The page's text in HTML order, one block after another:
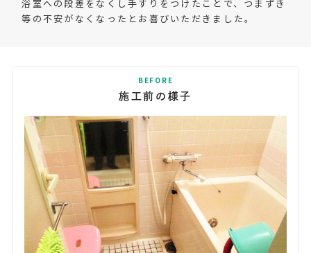
浴室への段差をなくし手すりをつけたことで、つまずき
等の不安がなくなったとお喜びいただきました。
BEFORE
施工前の様子